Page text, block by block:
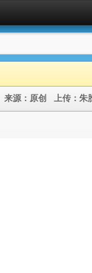
来源： 原创 上传： 朱